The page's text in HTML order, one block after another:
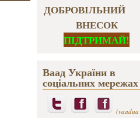
ДОБРОВІЛЬНИЙ
ВНЕСОК
ПІДТРИМАЙ!
Ваад України в
соціальних мережах
(vaadua